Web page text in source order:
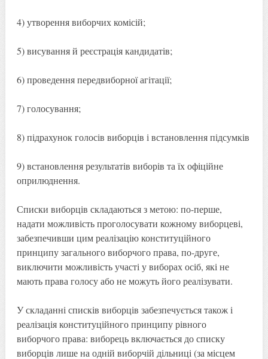
4) утворення виборчих комісій;
5) висування й реєстрація кандидатів;
6) проведення передвиборної агітації;
7) голосування;
8) підрахунок голосів виборців і встановлення підсумків
9) встановлення результатів виборів та їх офіційне
оприлюднення.
Списки виборців складаються з метою: по-перше,
надати можливість проголосувати кожному виборцеві,
забезпечивши цим реалізацію конституційного
принципу загального виборчого права, по-друге,
виключити можливість участі у виборах осіб, які не
мають права голосу або не можуть його реалізувати.
У складанні списків виборців забезпечується також і
реалізація конституційного принципу рівного
виборчого права: виборець включається до списку
виборців лише на одній виборчій дільниці (за місцем